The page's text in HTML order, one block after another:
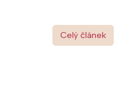
Celý článek